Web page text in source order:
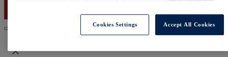
Cookies Settings Accept All Cookies